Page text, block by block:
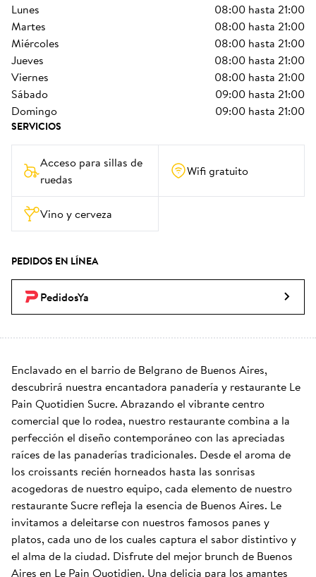
lunes 08:00 hasta 21:00
martes
08:00 hasta 21:00
miércoles
08:00 hasta 21:00
jueves
08:00 hasta 21:00
viernes
08:00 hasta 21:00
sábado
09:00 hasta 21:00
domingo
09:00 hasta 21:00
SERVICIOS
Acceso para sillas de
ruedas
Wifi gratuito
Vino y cerveza
PEDIDOS EN LÍNEA
PedidosYa
Enclavado en el barrio de Belgrano de Buenos Aires,
descubrirá nuestra encantadora panadería y restaurante Le
Pain Quotidien Sucre. Abrazando el vibrante centro
comercial que lo rodea, nuestro restaurante combina a la
perfección el diseño contemporáneo con las apreciadas
raíces de las panaderías tradicionales. Desde el aroma de
los croissants recién horneados hasta las sonrisas
acogedoras de nuestro equipo, cada elemento de nuestro
restaurante Sucre refleja la esencia de Buenos Aires. Le
invitamos a deleitarse con nuestros famosos panes y
platos, cada uno de los cuales captura el sabor distintivo y
el alma de la ciudad. Disfrute del mejor brunch de Buenos
Aires en Le Pain Quotidien. Una delicia para los amantes